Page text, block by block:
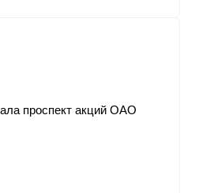
проспект акций ОАО